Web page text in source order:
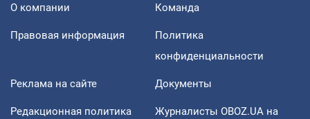
О компании Команда
Правовая информация
Политика
конфиденциальности
Реклама на сайте Документы
Редакционная политика
Журналисты OBOZ.UA на